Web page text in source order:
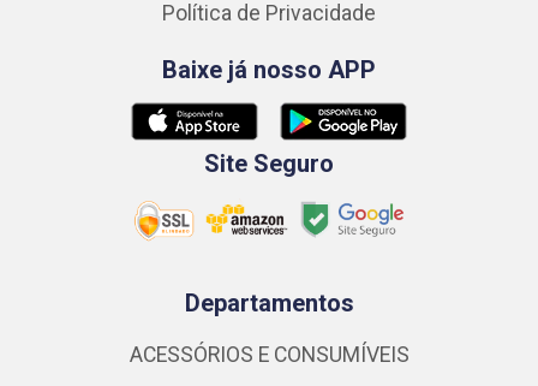
Política de Privacidade
Baixe já nosso APP
Site Seguro
Departamentos
ACESSÓRIOS E CONSUMÍVEIS